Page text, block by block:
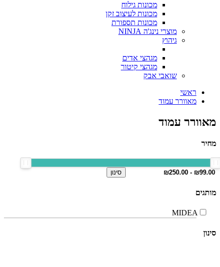
מכונות גילוח
מכונות לעיצוב זקן
מכונות תספורת
מוצרי נינג'ה NINJA
גיהוץ
מגהצי אדים
מגהצי קיטור
שואבי אבק
ראשי
מאוורר עמוד
מאוורר עמוד
מחיר
סינון
מותגים
MIDEA
סינון